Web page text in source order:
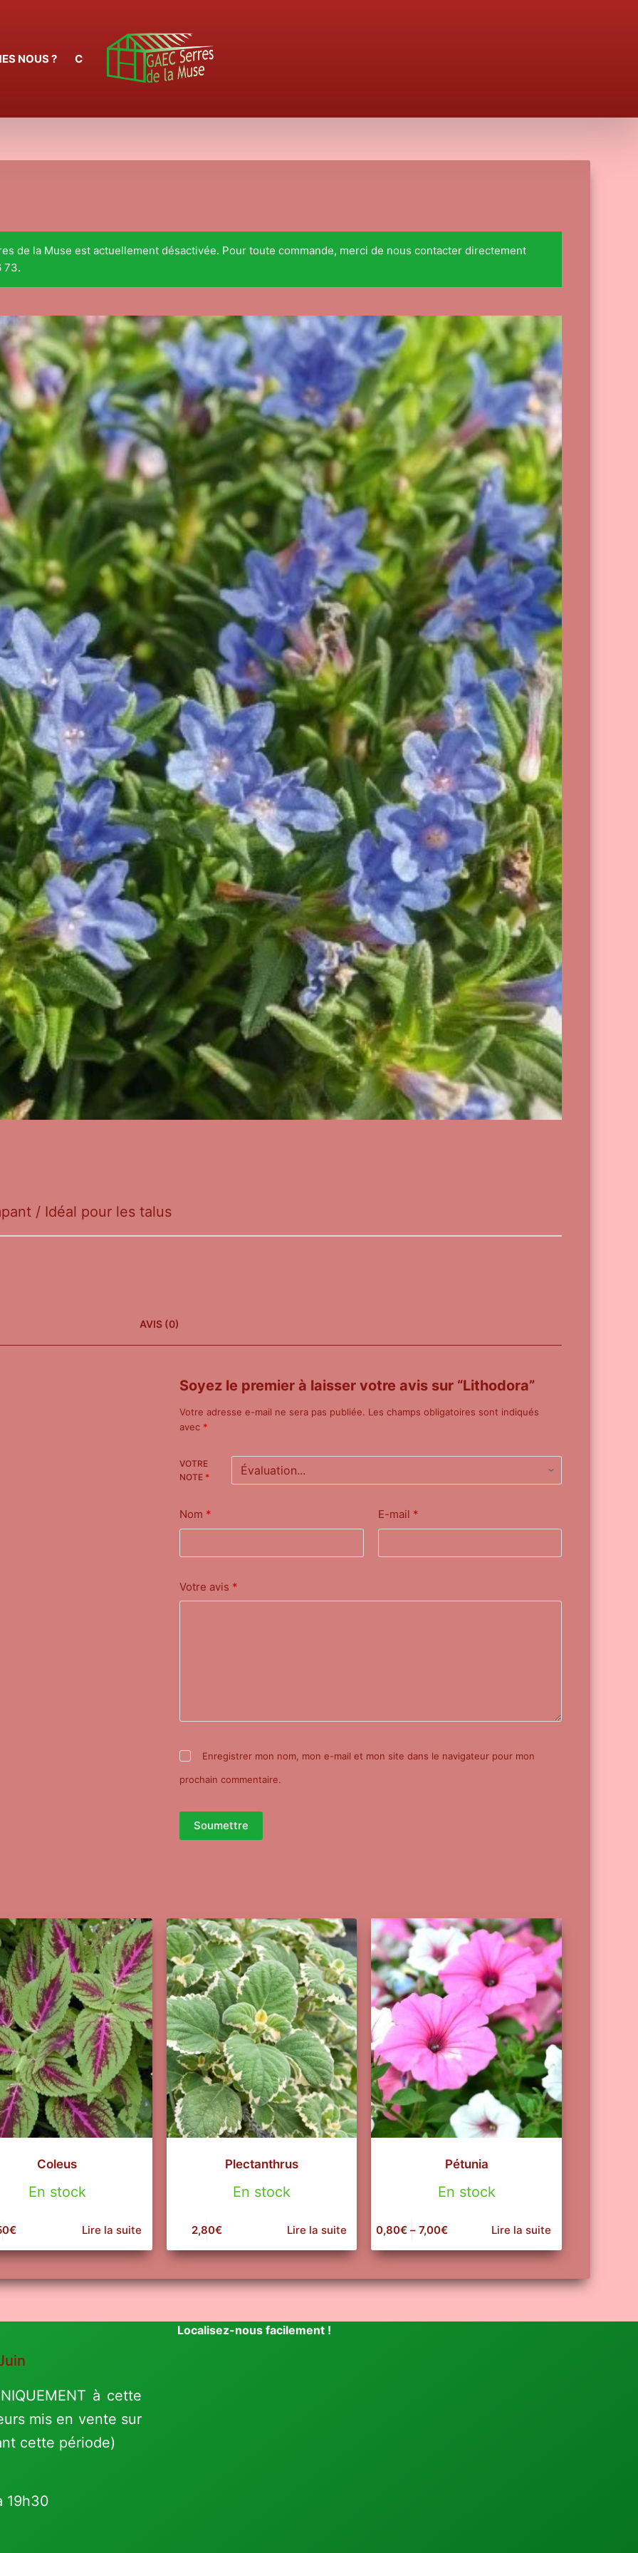
NOUS ? CONTACT
de la Muse est actuellement désactivée. Pour toute commande, merci de nous contacter directement
73.
/ Idéal pour les talus
AVIS (0)
Soyez le premier à laisser votre avis sur “Lithodora”
Votre adresse e-mail ne sera pas publiée. Les champs obligatoires sont indiqués
avec *
VOTRE
NOTE *
Nom * E-mail *
Votre avis *
Enregistrer mon nom, mon e-mail et mon site dans le navigateur pour mon
prochain commentaire.
Soumettre
Coleus
En stock
€ Lire la suite
Plectanthrus
En stock
2,80€ Lire la suite
Pétunia
En stock
0,80€– 7,00€
Plage
de
0,80€
7,00€
Lire la suite
à cette
mis en vente sur
cette période)
19h30
Localisez-nous facilement !